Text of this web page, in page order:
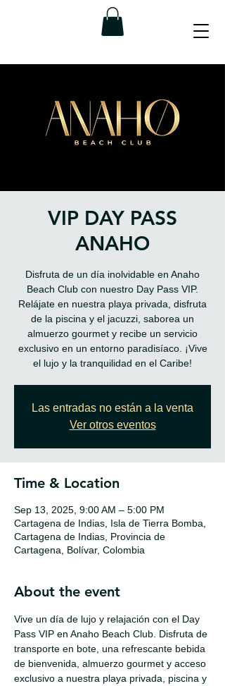
VIP DAY PASS
ANAHO
Disfruta de un día inolvidable en Anaho
Beach Club con nuestro Day Pass VIP.
Relájate en nuestra playa privada, disfruta
de la piscina y el jacuzzi, saborea un
almuerzo gourmet y recibe un servicio
exclusivo en un entorno paradisíaco. ¡Vive
Las entradas no están a la venta
Ver otros eventos
Time & Location
Sep 13, 2025, 9:00 AM – 5:00 PM
Cartagena de Indias, Isla de Tierra Bomba,
Cartagena de Indias, Provincia de
Cartagena, Bolívar, Colombia
About the event
Vive un día de lujo y relajación con el Day
Pass VIP en Anaho Beach Club. Disfruta de
transporte en bote, una refrescante bebida
de bienvenida, almuerzo gourmet y acceso
exclusivo a nuestra playa privada, piscina y